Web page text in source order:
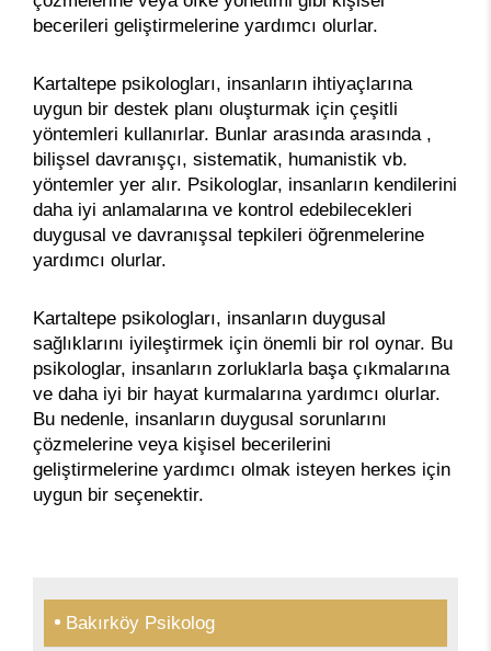
becerileri geliştirmelerine yardımcı olurlar.
Kartaltepe psikologları, insanların ihtiyaçlarına
uygun bir destek planı oluşturmak için çeşitli
yöntemleri kullanırlar. Bunlar arasında arasında ,
bilişsel davranışçı, sistematik, humanistik vb.
yöntemler yer alır. Psikologlar, insanların kendilerini
daha iyi anlamalarına ve kontrol edebilecekleri
duygusal ve davranışsal tepkileri öğrenmelerine
yardımcı olurlar.
Kartaltepe psikologları, insanların duygusal
sağlıklarını iyileştirmek için önemli bir rol oynar. Bu
psikologlar, insanların zorluklarla başa çıkmalarına
ve daha iyi bir hayat kurmalarına yardımcı olurlar.
Bu nedenle, insanların duygusal sorunlarını
çözmelerine veya kişisel becerilerini
geliştirmelerine yardımcı olmak isteyen herkes için
uygun bir seçenektir.
Bakırköy Psikolog